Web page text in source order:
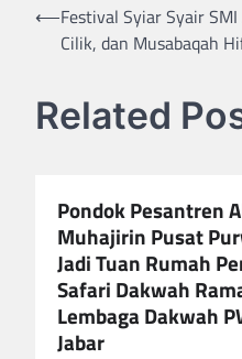
Navigasi
pos
⟵Festival Syiar Syair
Cilik, dan Musabaqah
Related
Pondok Pesantren
Muhajirin Pusat
Jadi Tuan Rumah
Safari Dakwah
Lembaga Dakwah
Jabar